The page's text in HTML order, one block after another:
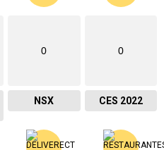
0
NSX
0
CES 2022